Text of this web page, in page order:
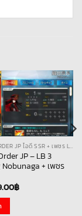
FATE GRAND ORDER JP ไอดี SSR + เพชร LB
JP – LB 3
+ เพชร
฿.
฿Current
price